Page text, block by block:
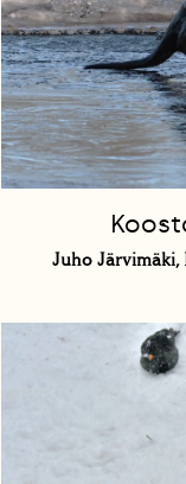
Juho Järvimäki,